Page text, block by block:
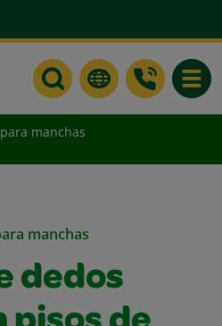
manchas
manchas
dedos